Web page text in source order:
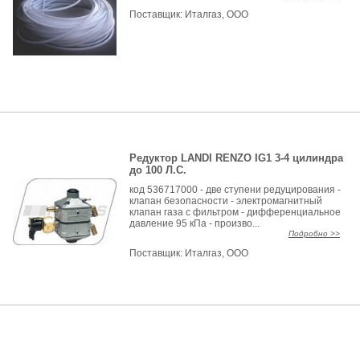
Поставщик: Италгаз, ООО
Редуктор LANDI RENZO IG1 3-4 цилиндра
до 100 Л.С.
код 536717000 - две ступени редуцирования -
клапан безопасности - электромагнитный
клапан газа с фильтром - дифференциальное
давление 95 кПа - произво...
Подробно >>
Поставщик: Италгаз, ООО